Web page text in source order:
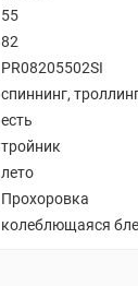
55
82
PR08205502SI
спиннинг,
есть
тройник
лето
Прохоровка
колеблющаяся